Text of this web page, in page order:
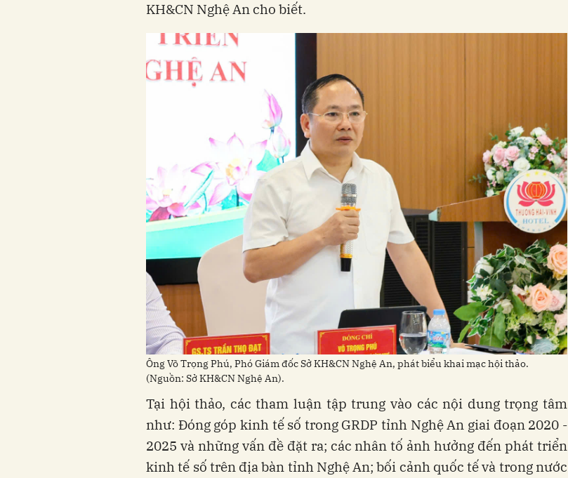
KH&CN Nghệ An cho biết.
Ông Võ Trọng Phú, Phó Giám đốc Sở KH&CN Nghệ An, phát biểu khai mạc hội thảo.
(Nguồn: Sở KH&CN Nghệ An).
Tại hội thảo, các tham luận tập trung vào các nội dung trọng tâm
như: Đóng góp kinh tế số trong GRDP tỉnh Nghệ An giai đoạn 2020 -
2025 và những vấn đề đặt ra; các nhân tố ảnh hưởng đến phát triển
kinh tế số trên địa bàn tỉnh Nghệ An; bối cảnh quốc tế và trong nước